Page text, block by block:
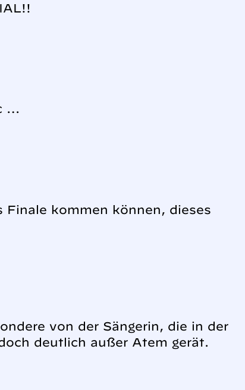
…
Finale kommen können, dieses
von der Sängerin, die in der
deutlich außer Atem gerät.